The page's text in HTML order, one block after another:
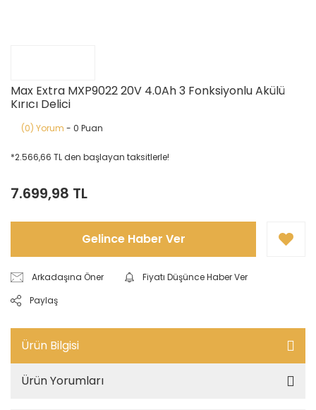
Max Extra MXP9022 20V 4.0Ah 3 Fonksiyonlu Akülü
Kırıcı Delici
(0) Yorum - 0 Puan
*2.566,66 TL den başlayan taksitlerle!
7.699,98 TL
Gelince Haber Ver
Arkadaşına Öner
Fiyatı Düşünce Haber Ver
Paylaş
Ürün Bilgisi
Ürün Yorumları